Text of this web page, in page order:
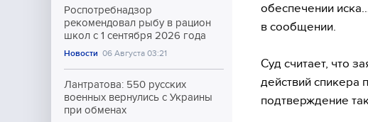
Роспотребнадзор
рекомендовал рыбу в рацион
школ с 1 сентября 2026 года
Новости 06 Августа 03:21
Лантратова: 550 русских
военных вернулись с Украины
при обменах
обеспечении
в сообщении.
Суд считает, что
действий спикера
подтверждение